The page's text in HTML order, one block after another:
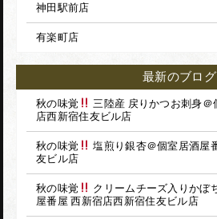
神田駅前店
有楽町店
最新のブログ
秋の味覚
三陸産 戻りかつお刺身
店西新宿住友ビル店
秋の味覚 塩煎り銀杏＠個室居酒屋
友ビル店
秋の味覚
クリームチーズ入りかぼ
屋番屋 西新宿店西新宿住友ビル店